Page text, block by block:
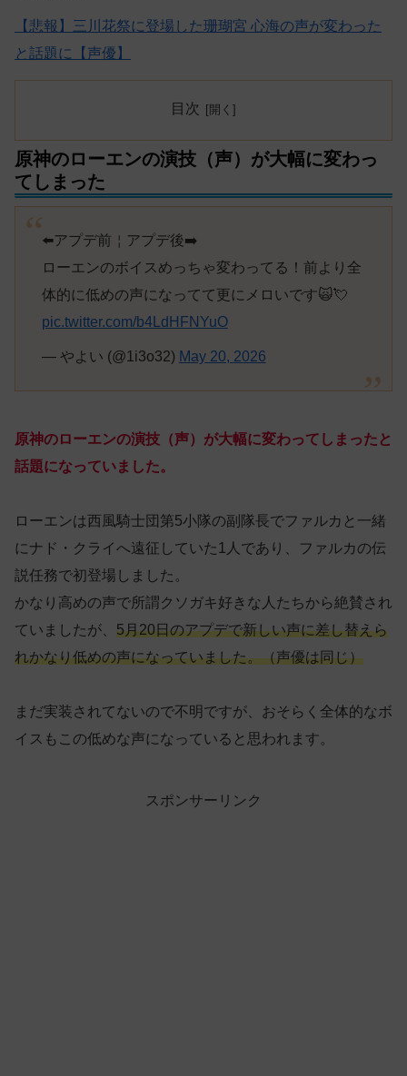
【悲報】三川花祭に登場した珊瑚宮 心海の声が変わった
と話題に【声優】
目次
原神のローエンの演技（声）が大幅に変わっ
てしまった
⬅️アプデ前￤アプデ後➡️
ローエンのボイスめっちゃ変わってる！前より全
体的に低めの声になってて更にメロいです🙀💘
pic.twitter.com/b4LdHFNYuO
— やよい (@1i3o32) May 20, 2026
原神のローエンの演技（声）が大幅に変わってしまったと
話題になっていました。
ローエンは西風騎士団第5小隊の副隊長でファルカと一緒
にナド・クライへ遠征していた1人であり、ファルカの伝
説任務で初登場しました。
かなり高めの声で所謂クソガキ好きな人たちから絶賛され
ていましたが、 5月20日のアプデで新しい声に差し替えら
れかなり低めの声になっていました。（声優は同じ）
まだ実装されてないので不明ですが、おそらく全体的なボ
イスもこの低めな声になっていると思われます。
スポンサーリンク